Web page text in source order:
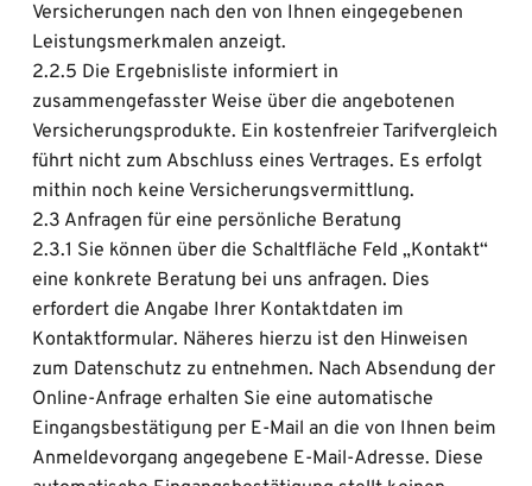
Versicherungen nach den von Ihnen eingegebenen
Leistungsmerkmalen anzeigt.
2.2.5 Die Ergebnisliste informiert in
zusammengefasster Weise über die angebotenen
Versicherungsprodukte. Ein kostenfreier Tarifvergleich
führt nicht zum Abschluss eines Vertrages. Es erfolgt
mithin noch keine Versicherungsvermittlung.
2.3 Anfragen für eine persönliche Beratung
2.3.1 Sie können über die Schaltfläche Feld „Kontakt“
eine konkrete Beratung bei uns anfragen. Dies
erfordert die Angabe Ihrer Kontaktdaten im
Kontaktformular. Näheres hierzu ist den Hinweisen
zum Datenschutz zu entnehmen. Nach Absendung der
Online-Anfrage erhalten Sie eine automatische
Eingangsbestätigung per E-Mail an die von Ihnen beim
Anmeldevorgang angegebene E-Mail-Adresse. Diese